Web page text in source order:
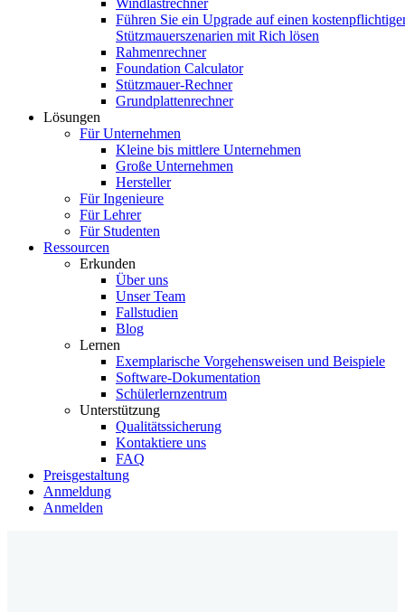
Windlastrechner
Führen Sie ein Upgrade auf einen
Stützmauerszenarien mit Rich lösen
Rahmenrechner
Foundation Calculator
Stützmauer-Rechner
Grundplattenrechner
Lösungen
Für Unternehmen
Kleine bis mittlere Unternehmen
Große Unternehmen
Hersteller
Für Ingenieure
Für Lehrer
Für Studenten
Ressourcen
Erkunden
Über uns
Unser Team
Fallstudien
Blog
Lernen
Exemplarische Vorgehensweisen und Beispiele
Software-Dokumentation
Schülerlernzentrum
Unterstützung
Qualitätssicherung
Kontaktiere uns
FAQ
Preisgestaltung
Anmeldung
Anmelden